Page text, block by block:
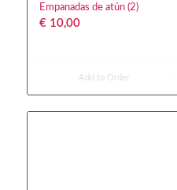
Empanadas de atún (2)
€10,00
Add to Order